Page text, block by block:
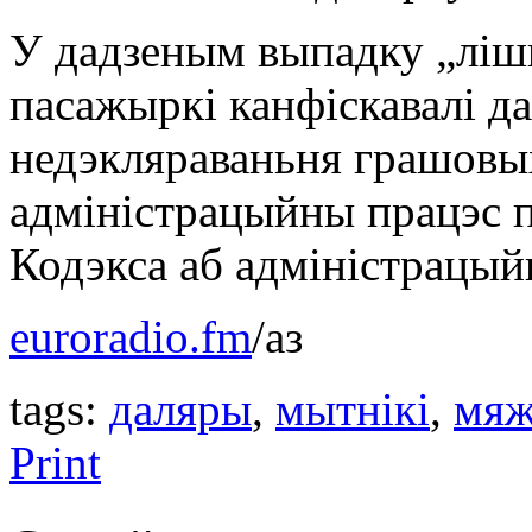
У дадзеным выпадку
пасажыркі канфіскавалі
недэкляраваньня
адміністрацыйны працэс
Кодэкса аб
euroradio.fm/аз
tags: даляры, мытнікі,
Print